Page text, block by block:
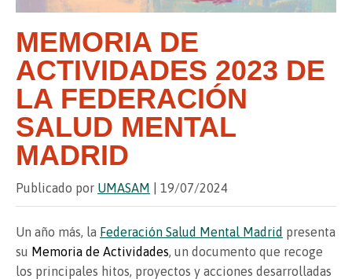
MEMORIA DE
ACTIVIDADES 2023 DE
LA FEDERACIÓN
SALUD MENTAL
MADRID
Publicado por UMASAM | 19/07/2024
Un año más, la Federación Salud Mental Madrid presenta
su Memoria de Actividades , un documento que recoge
los principales hitos, proyectos y acciones desarrolladas